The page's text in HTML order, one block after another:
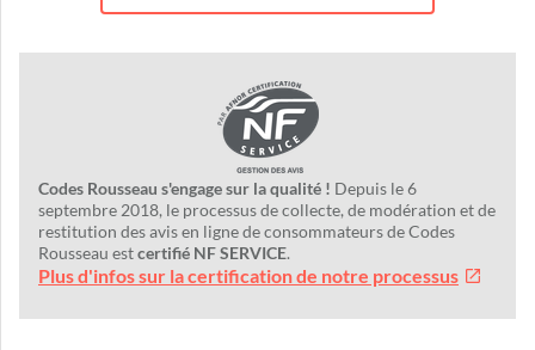
Codes Rousseau s'engage sur la qualité ! Depuis le 6
septembre 2018, le processus de collecte, de modération et de
restitution des avis en ligne de consommateurs de Codes
Rousseau estcertifié NF SERVICE.
Plus d'infos sur la certification de notre processus